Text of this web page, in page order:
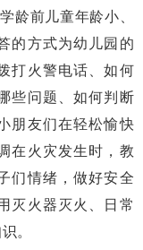
龄前儿童年龄小、
的方式为幼儿园的
打火警电话、如何
些问题、如何判断
朋友们在轻松愉快
在火灾发生时，教
们情绪，做好安全
灭火器灭火、日常
。